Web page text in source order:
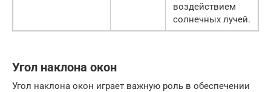
воздействием
солнечных лучей.
Угол наклона окон
Угол наклона окон играет важную роль в обеспечении